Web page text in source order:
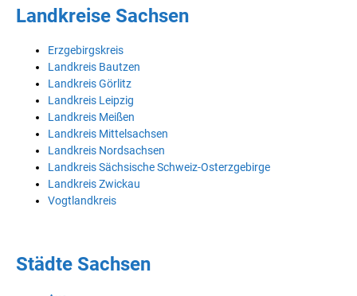
Landkreise Sachsen
Erzgebirgskreis
Landkreis Bautzen
Landkreis Görlitz
Landkreis Leipzig
Landkreis Meißen
Landkreis Mittelsachsen
Landkreis Nordsachsen
Landkreis Sächsische Schweiz-Osterzgebirge
Landkreis Zwickau
Vogtlandkreis
Städte Sachsen